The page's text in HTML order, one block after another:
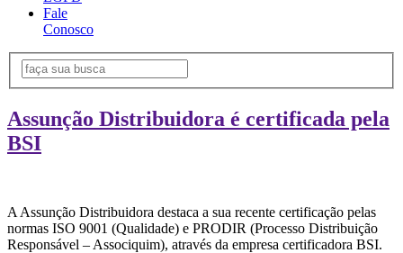
Fale
Conosco
Assunção Distribuidora é certificada pela
BSI
A Assunção Distribuidora destaca a sua recente certificação pelas
normas ISO 9001 (Qualidade) e PRODIR (Processo Distribuição
Responsável – Associquim), através da empresa certificadora BSI.